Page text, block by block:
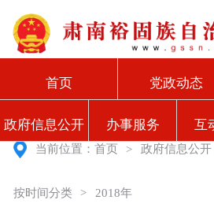
首页 党政动态
政府信息公开 办事服务 互
当前位置：首页 > 政府信息公开
按时间分类 > 2018年